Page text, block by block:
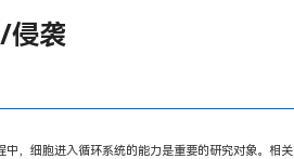
侵袭
中，细胞进入循环系统的能力是重要的研究对象。相